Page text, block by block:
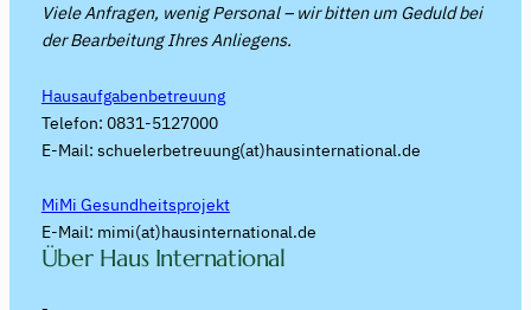
Viele Anfragen, wenig Personal – wir bitten um Geduld bei
der Bearbeitung Ihres Anliegens.
Hausaufgabenbetreuung
Telefon: 0831-5127000
E-Mail: schuelerbetreuung(at)hausinternational.de
MiMi Gesundheitsprojekt
E-Mail: mimi(at)hausinternational.de
Über Haus International